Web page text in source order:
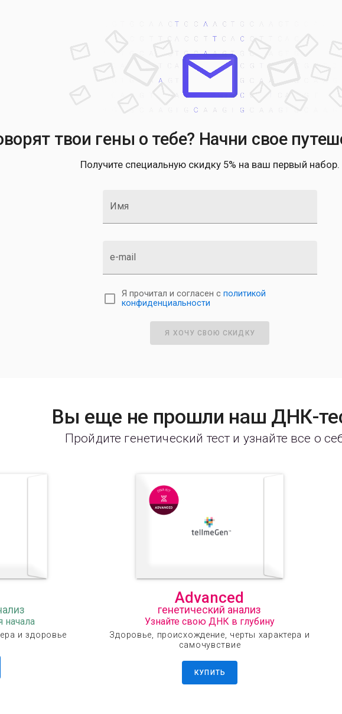
твои гены о тебе? Начни свое
Получите специальную скидку 5% на ваш первый набор.
Имя
e-mail
Я прочитал и согласен с политикой
конфиденциальности
Я ХОЧУ СВОЮ СКИДКУ
Вы еще не прошли наш ДНК-
Пройдите генетический тест и узнайте все о
начала
и здоровье
Advanced
генетический анализ
Узнайте свою ДНК в глубину
Здоровье, происхождение, черты характера и
самочувствие
КУПИТЬ